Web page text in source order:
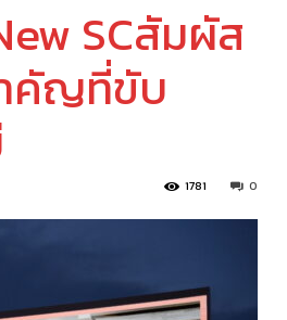
SCสัมผัส
คัญที่ขับ
0
1781